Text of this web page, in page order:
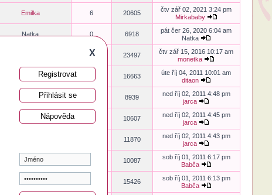
X
Registrovat
Přihlásit se
Nápověda
Emilka 6 20605
čtv zář 02, 2021 3:24 pm
Mirkababy
Natka 0 6918
pát čer 26, 2020 6:04 am
Natka
8 23497
čtv zář 15, 2016 10:17 am
monetka
Princezna 16663
úte říj 04, 2011 10:01 am
ditaon
Bernice 8939
ned říj 02, 2011 4:48 pm
jarca
dragounata 10607
ned říj 02, 2011 4:45 pm
jarca
11870
ned říj 02, 2011 4:43 pm
jarca
Princezna 10087
sob říj 01, 2011 6:17 pm
Babča
Mamísek 15426
sob říj 01, 2011 6:13 pm
Babča